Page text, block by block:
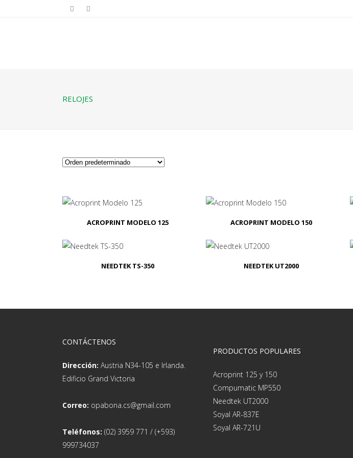
RELOJES
ACROPRINT MODELO 125 ACROPRINT MODELO 150
NEEDTEK TS-350 NEEDTEK UT2000
CONTÁCTENOS
Dirección: Austria N34-105 e Irlanda.
Edificio Grand Victoria
Correo: opabona.cs@gmail.com
Teléfonos: (02) 3959 771 / (+593)
999734037
PRODUCTOS POPULARES
Acroprint 125 y 150
Compumatic MP550
Needtek UT2000
Soyal AR-837E
Soyal AR-721U